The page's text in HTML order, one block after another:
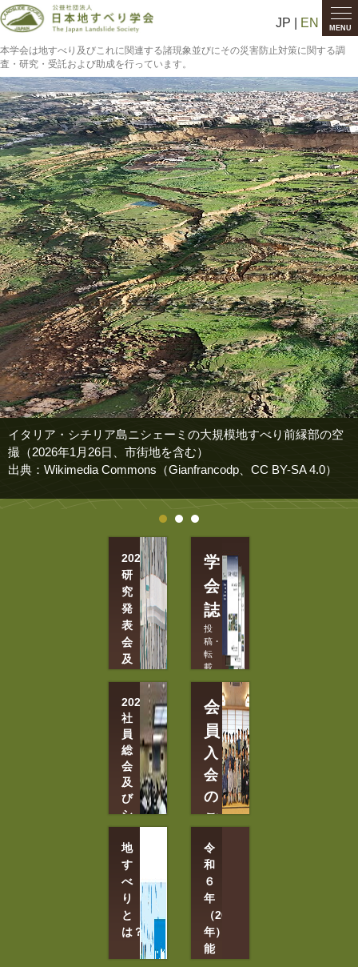
MENU
JP | EN
本学会は地すべり及びこれに関連する諸現象並びにその災害防止対策に関する調
査・研究・受託および助成を行っています。
イタリア・シチリア島ニシェーミの大規模地すべり前縁部の空
撮（2026年1月26日、市街地を含む）
出典：Wikimedia Commons（Gianfrancodp、CC BY-SA 4.0）
2026
研
究
発
表
会
及
地
見
学
会
9
月
～
18
日
群
馬
県
崎
2026
社
員
総
会
及
び
シ
ン
ポ
ジ
ウ
ム
6
月
日
地
す
べ
り
と
は？
学
会
誌
投
稿・
転
載
願
閲
覧
（J-
Stage）
特
集
号
内
会
員
入
会
の
ご
案
内
会
員
情
報
の
確
認
令
和
６
年
（2024
年）
能